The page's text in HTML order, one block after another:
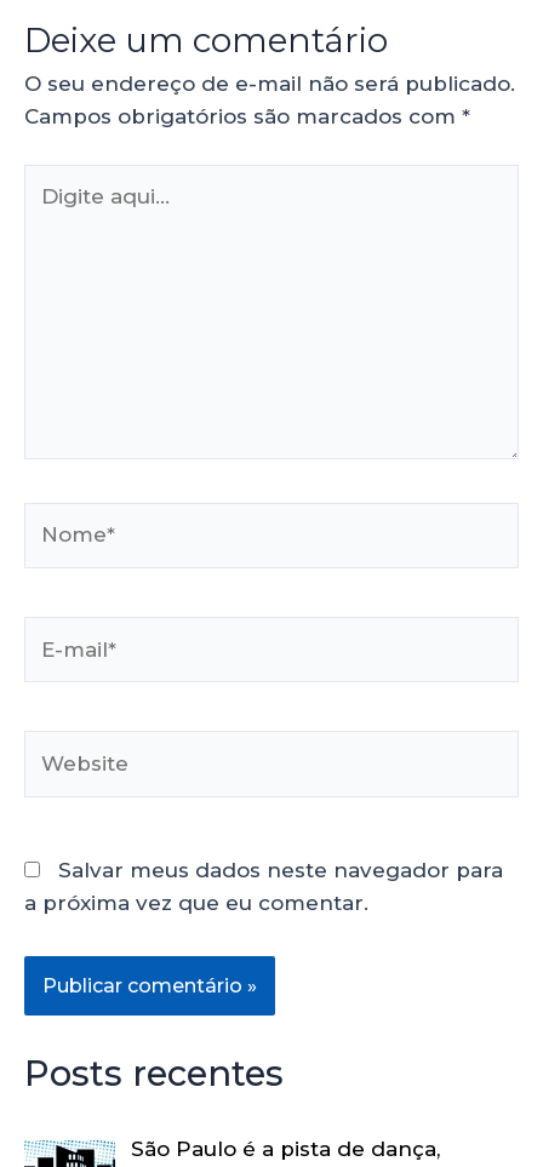
Deixe um comentário
O seu endereço de e-mail não será publicado.
Campos obrigatórios são marcados com *
Salvar meus dados neste navegador para
a próxima vez que eu comentar.
Posts recentes
São Paulo é a pista de dança,